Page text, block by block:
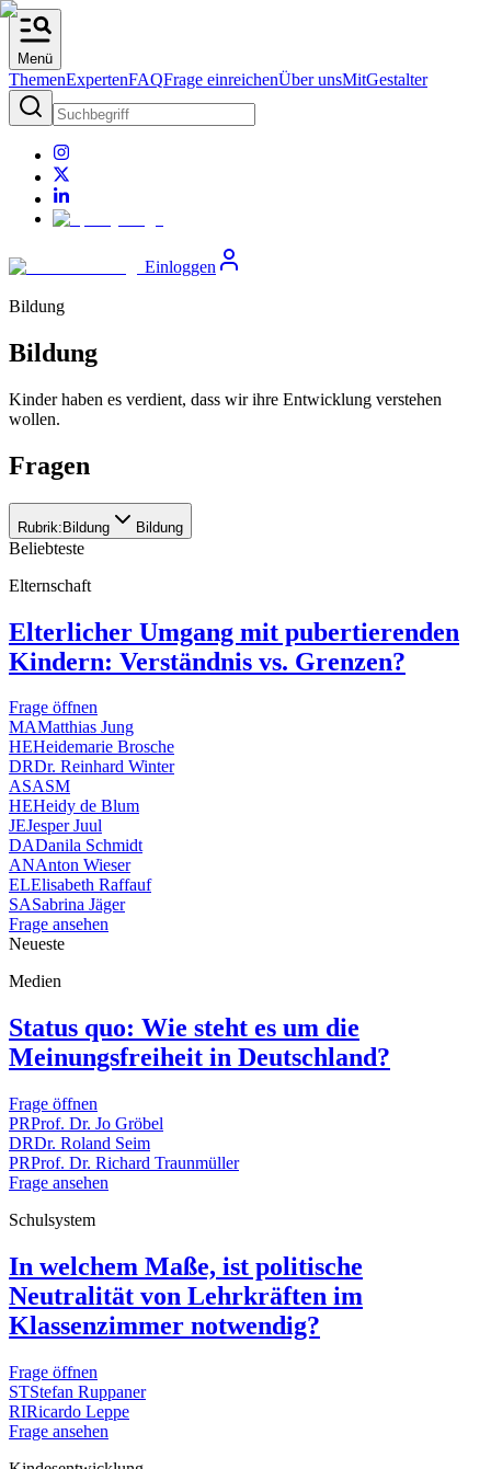
Menü
ThemenExpertenFAQFrage einreichenÜber unsMitGestalter
Einloggen
Bildung
Bildung
Kinder haben es verdient, dass wir ihre Entwicklung verstehen
wollen.
Fragen
Rubrik:Bildung Bildung
Beliebteste
Elternschaft
Elterlicher Umgang mit pubertierenden
Kindern: Verständnis vs. Grenzen?
Frage öffnen
MAMatthias Jung
HEHeidemarie Brosche
DRDr. Reinhard Winter
ASASM
HEHeidy de Blum
JEJesper Juul
DADanila Schmidt
ANAnton Wieser
ELElisabeth Raffauf
SASabrina Jäger
Frage ansehen
Neueste
Medien
Status quo: Wie steht es um die
Meinungsfreiheit in Deutschland?
Frage öffnen
PRProf. Dr. Jo Gröbel
DRDr. Roland Seim
PRProf. Dr. Richard Traunmüller
Frage ansehen
Schulsystem
In welchem Maße, ist politische
Neutralität von Lehrkräften im
Klassenzimmer notwendig?
Frage öffnen
STStefan Ruppaner
RIRicardo Leppe
Frage ansehen